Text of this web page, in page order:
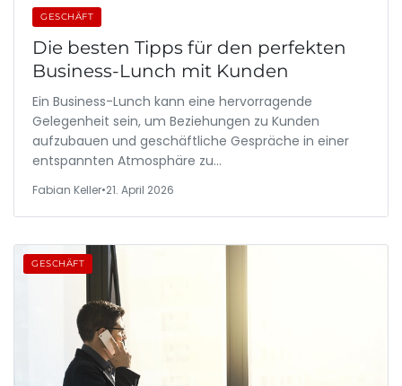
GESCHÄFT
Die besten Tipps für den perfekten
Business-Lunch mit Kunden
Ein Business-Lunch kann eine hervorragende
Gelegenheit sein, um Beziehungen zu Kunden
aufzubauen und geschäftliche Gespräche in einer
entspannten Atmosphäre zu…
Fabian Keller•21. April 2026
GESCHÄFT